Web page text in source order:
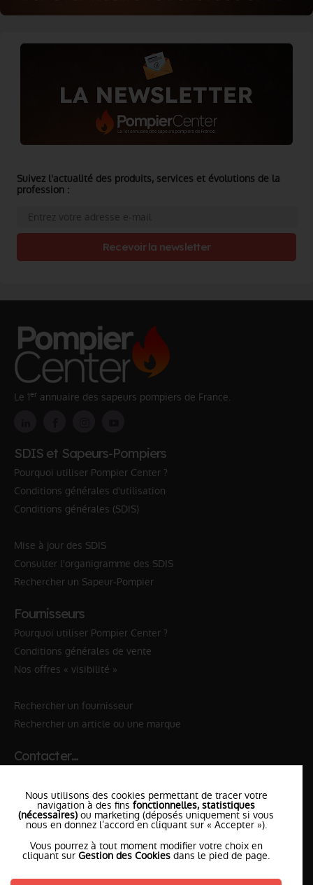
Suivez l'actualité des produits, services et évolutions de la
profession :
Recevoir la newsletter
Le 1er annuaire des sapeurs pompiers de France.
SDIS et Sapeurs-Pompiers
Pourquoi utiliser Pompier Center ?
Conditions générales d'utilisation
Conditions générales (SDIS)
Mise à jour des SDIS
Consulter l'organigramme des SDIS
Rechercher un Sapeur-Pompier
Fournisseurs
Pourquoi utiliser Pompier Center ?
Conditions générales de vente
Nos offres « visibilité »
Rechercher un fournisseur
Rechercher un article ou une marque
Contacter…
✆ 18№National Sapeurs-Pompiers
le SDISle plus proche
l'équipePompierCenter
Nous utilisons des cookies permettant de tracer votre
navigation à des fins fonctionnelles, statistiques
(nécessaires) ou marketing (déposés uniquement si vous
nous en donnez l’accord en cliquant sur « Accepter »).
Vous pourrez à tout moment modifier votre choix en
cliquant sur Gestion des Cookies dans le pied de page.